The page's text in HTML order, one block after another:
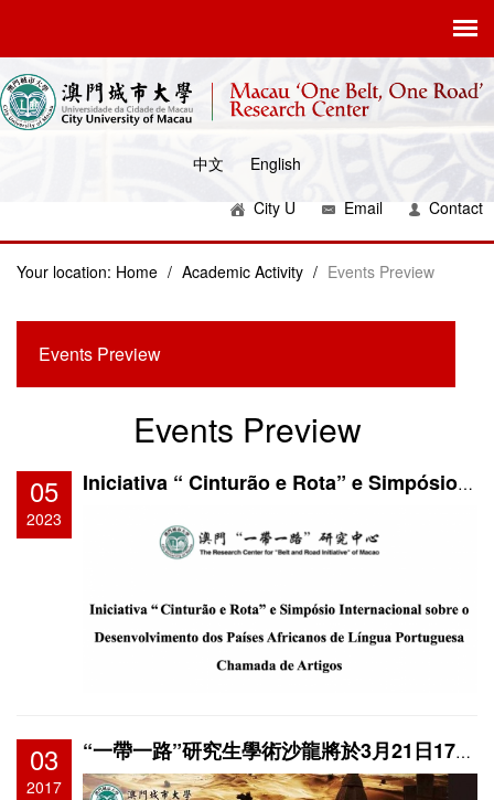
中文
English
City U
Email Contact
Your location: Home / Academic Activity / Events Preview
Events Preview
Events Preview
05
2023
Iniciativa “ Cinturão e Rota” e Simpósio Internacional sobre o Desenvolvimento dos Países Africanos ...
03
2017
“一帶一路”研究生學術沙龍將於3月21日17時在中葡樓L105舉辦